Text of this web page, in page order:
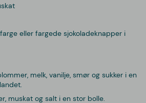
eller fargede sjokoladeknapper i
melk, vanilje, smør og sukker i en
muskat og salt i en stor bolle.